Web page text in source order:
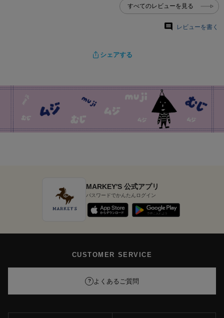
すべてのレビューを見る
レビューを書く
シェアする
MARKEY'S 公式アプリ
パスワードでかんたんログイン
CUSTOMER SERVICE
? よくあるご質問